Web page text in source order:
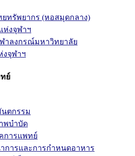
ยทรัพยากร (หอสมุดกลาง)
ห่งจุฬาฯ
าลงกรณ์มหาวิทยาลัย
งจุฬาฯ
ย์
ตกรรม
พบำบัด
การแพทย์
การและการกำหนดอาหาร